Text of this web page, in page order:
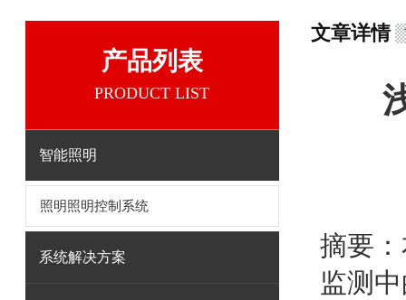
产品列表
PRODUCT LIST
智能照明
照明照明控制系统
系统解决方案
文章详情
摘要
监测